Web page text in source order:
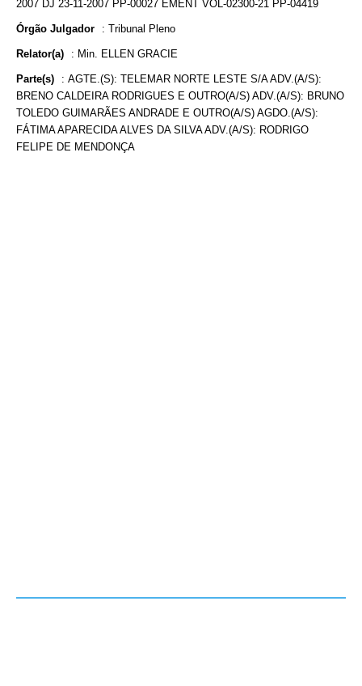
2007 DJ 23-11-2007 PP-00027 EMENT VOL-02300-21 PP-04419
Órgão Julgador : Tribunal Pleno
Relator(a) : Min. ELLEN GRACIE
Parte(s) : AGTE.(S): TELEMAR NORTE LESTE S/A ADV.(A/S):
BRENO CALDEIRA RODRIGUES E OUTRO(A/S) ADV.(A/S): BRUNO
TOLEDO GUIMARÃES ANDRADE E OUTRO(A/S) AGDO.(A/S):
FÁTIMA APARECIDA ALVES DA SILVA ADV.(A/S): RODRIGO
FELIPE DE MENDONÇA